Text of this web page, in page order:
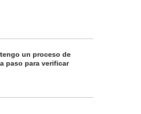
un proceso de
paso para verificar